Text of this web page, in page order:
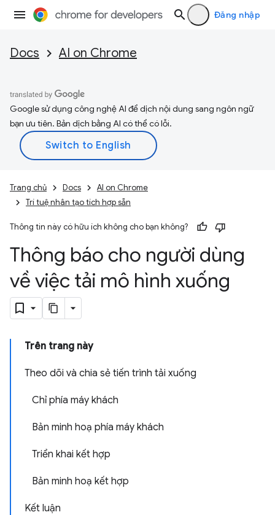
Đăng nhập
Docs AI on Chrome
Google sử dụng công nghệ AI để dịch nội dung sang ngôn ngữ
bạn ưu tiên. Bản dịch bằng AI có thể có lỗi.
Trang chủ Docs
AI on Chrome
Trí tuệ nhân tạo tích hợp sẵn
Thông tin này có hữu ích không cho bạn không?
Thông báo cho người dùng
về việc tải mô hình xuống
Trên trang này
Theo dõi và chia sẻ tiến trình tải xuống
Chỉ phía máy khách
Bản minh hoạ phía máy khách
Triển khai kết hợp
Bản minh hoạ kết hợp
Kết luận